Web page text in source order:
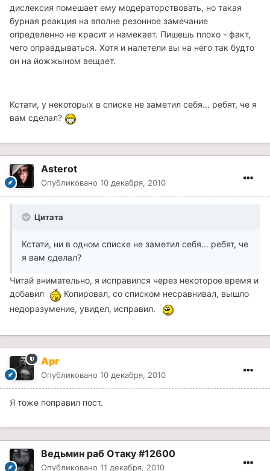
дислексия помешает ему модераторствовать, но такая
бурная реакция на вполне резонное замечание
определенно не красит и намекает. Пишешь плохо - факт,
чего оправдываться. Хотя и налетели вы на него так будто
он на йожжыном вещает.
Кстати, у некоторых в списке не заметил себя... ребят, че я
вам сделал?
Asterot
Опубликовано 10 декабря, 2010
Цитата
Кстати, ни в одном списке не заметил себя... ребят, че
я вам сделал?
Читай внимательно, я исправился через некоторое время и
добавил
Копировал, со списком несравнивал, вышло
недоразумение, увидел, исправил.
Арг
Опубликовано 10 декабря, 2010
Я тоже поправил пост.
Ведьмин раб Отаку #12600
Опубликовано 11 декабря, 2010